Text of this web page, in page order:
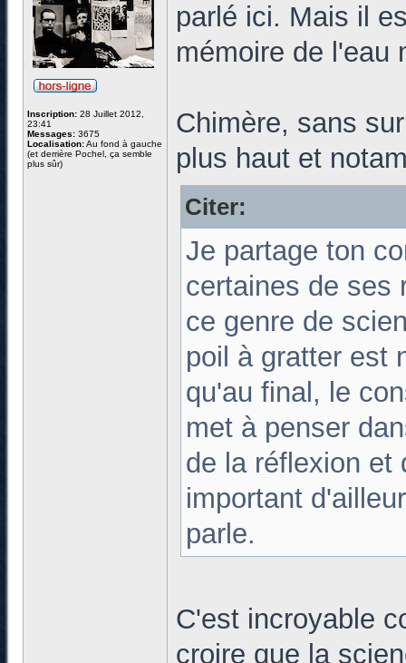
Inscription: 28 Juillet 2012,
23:41
Messages: 3675
Localisation:Au fond à gauche
(et derrière Pochel, ça semble
plus sûr)
parlé ici. Mais il
mémoire de l'eau
Chimère, sans
plus haut et
Citer:
Je partage ton
certaines de ses
ce genre de
poil à gratter est
qu'au final, le
met à penser
de la réflexion et
important
parle.
C'est incroyable
croire que la